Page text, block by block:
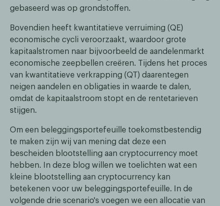
gebaseerd was op grondstoffen.
Bovendien heeft kwantitatieve verruiming (QE)
economische cycli veroorzaakt, waardoor grote
kapitaalstromen naar bijvoorbeeld de aandelenmarkt
economische zeepbellen creëren. Tijdens het proces
van kwantitatieve verkrapping (QT) daarentegen
neigen aandelen en obligaties in waarde te dalen,
omdat de kapitaalstroom stopt en de rentetarieven
stijgen.
Om een beleggingsportefeuille toekomstbestendig
te maken zijn wij van mening dat deze een
bescheiden blootstelling aan cryptocurrency moet
hebben. In deze blog willen we toelichten wat een
kleine blootstelling aan cryptocurrency kan
betekenen voor uw beleggingsportefeuille. In de
volgende drie scenario's voegen we een allocatie van